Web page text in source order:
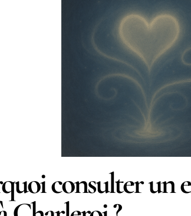
consulter un